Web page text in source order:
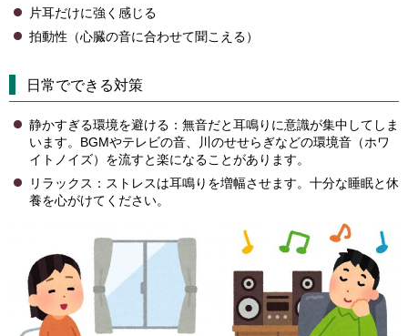
片耳だけに強く感じる
拍動性（心臓の音に合わせて聞こえる）
日常でできる対策
静かすぎる環境を避ける：無音だと耳鳴りに意識が集中してしま
います。BGMやテレビの音、川のせせらぎなどの環境音（ホワ
イトノイズ）を流すと楽になることがあります。
リラックス：ストレスは耳鳴りを増幅させます。十分な睡眠と休
養を心がけてください。